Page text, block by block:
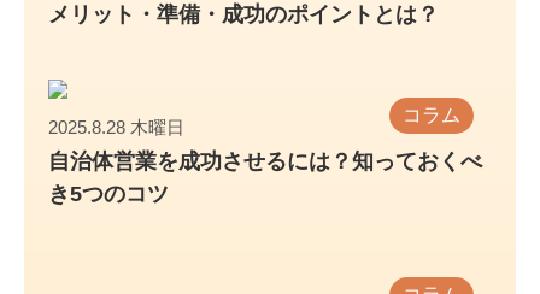
メリット・準備・成功のポイントとは？
コラム
2025.8.28 木曜日
自治体営業を成功させるには？知っておくべ
き5つのコツ